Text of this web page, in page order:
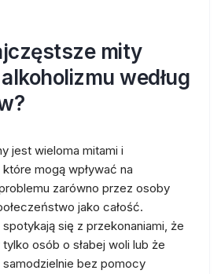
mity
według
jest wieloma mitami i
mogą wpływać na
zarówno przez osoby
jako całość.
się z przekonaniami, że
osób o słabej woli lub że
bez pomocy